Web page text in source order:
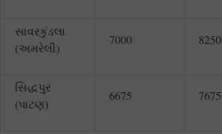
સાવરકુંડલા
(અમરેલી)
7000 8250
સિદ્ધપુર
(પાટણ)
6675 7675